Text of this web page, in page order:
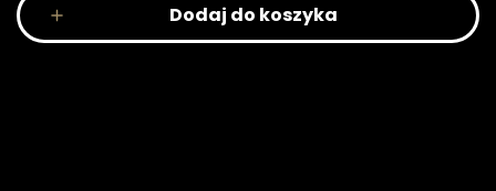
Dodaj do koszyka